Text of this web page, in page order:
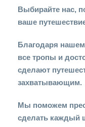
Выбирайте нас,
ваше
Благодаря
все тропы и
сделают
захватывающим.
Мы поможем
сделать каждый